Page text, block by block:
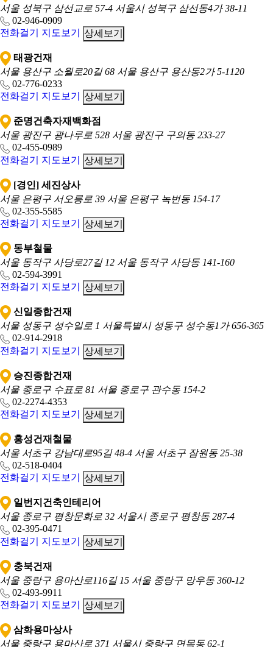
서울 성북구 삼선교로 57-4 서울시 성북구 삼선동4가 38-11
02-946-0909
전화걸기
지도보기 상세보기
태광건재
서울 용산구 소월로20길 68 서울 용산구 용산동2가 5-1120
02-776-0233
전화걸기
지도보기 상세보기
준명건축자재백화점
서울 광진구 광나루로 528 서울 광진구 구의동 233-27
02-455-0989
전화걸기
지도보기 상세보기
[경인] 세진상사
서울 은평구 서오릉로 39 서울 은평구 녹번동 154-17
02-355-5585
전화걸기
지도보기 상세보기
동부철물
서울 동작구 사당로27길 12 서울 동작구 사당동 141-160
02-594-3991
전화걸기
지도보기 상세보기
신일종합건재
서울 성동구 성수일로 1 서울특별시 성동구 성수동1가 656-365
02-914-2918
전화걸기
지도보기 상세보기
승진종합건재
서울 종로구 수표로 81 서울 종로구 관수동 154-2
02-2274-4353
전화걸기
지도보기 상세보기
홍성건재철물
서울 서초구 강남대로95길 48-4 서울 서초구 잠원동 25-38
02-518-0404
전화걸기
지도보기 상세보기
일번지건축인테리어
서울 종로구 평창문화로 32 서울시 종로구 평창동 287-4
02-395-0471
전화걸기
지도보기 상세보기
충북건재
서울 중랑구 용마산로116길 15 서울 중랑구 망우동 360-12
02-493-9911
전화걸기
지도보기 상세보기
삼화용마상사
서울 중랑구 용마산로 371 서울시 중랑구 면목동 62-1